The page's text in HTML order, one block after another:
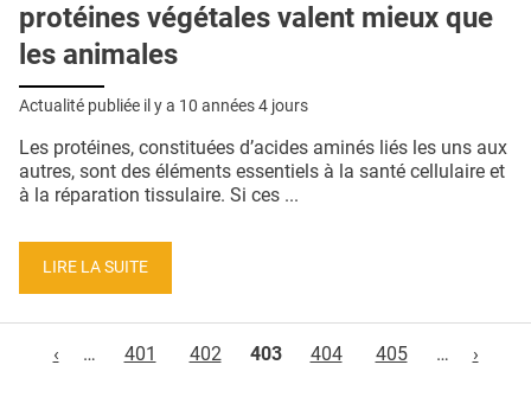
protéines végétales valent mieux que
les animales
Actualité publiée il y a 10 années 4 jours
Les protéines, constituées d’acides aminés liés les uns aux
autres, sont des éléments essentiels à la santé cellulaire et
à la réparation tissulaire. Si ces ...
LIRE LA SUITE
‹
… 401 402 403 404 405 … ›